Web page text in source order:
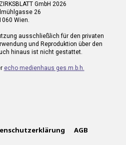
GmbH 2026
26
Wien.
ausschließlich für den privaten
und Reproduktion über den
hinaus ist nicht gestattet.
echo medienhaus ges.m.b.h.
AGB